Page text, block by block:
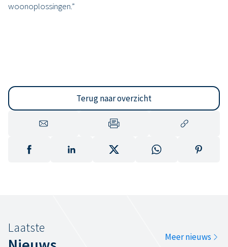
woonoplossingen.”
Terug naar overzicht
Laatste
Meer nieuws